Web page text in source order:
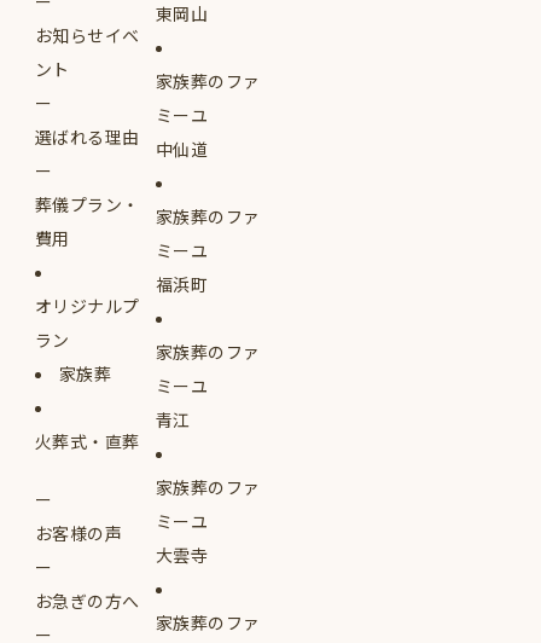
お知らせイベ
ント
選ばれる理由
葬儀プラン・
費用
オリジナルプ
ラン
家族葬
火葬式・直葬
お客様の声
お急ぎの方へ
東岡山
家族葬のファ
ミーユ
中仙道
家族葬のファ
ミーユ
福浜町
家族葬のファ
ミーユ
青江
家族葬のファ
ミーユ
大雲寺
家族葬のファ